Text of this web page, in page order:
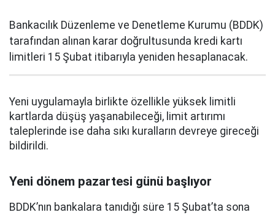
Bankacılık Düzenleme ve Denetleme Kurumu (BDDK)
tarafından alınan karar doğrultusunda kredi kartı
limitleri 15 Şubat itibarıyla yeniden hesaplanacak.
Yeni uygulamayla birlikte özellikle yüksek limitli
kartlarda düşüş yaşanabileceği, limit artırımı
taleplerinde ise daha sıkı kuralların devreye gireceği
bildirildi.
Yeni dönem pazartesi günü başlıyor
BDDK’nın bankalara tanıdığı süre 15 Şubat’ta sona